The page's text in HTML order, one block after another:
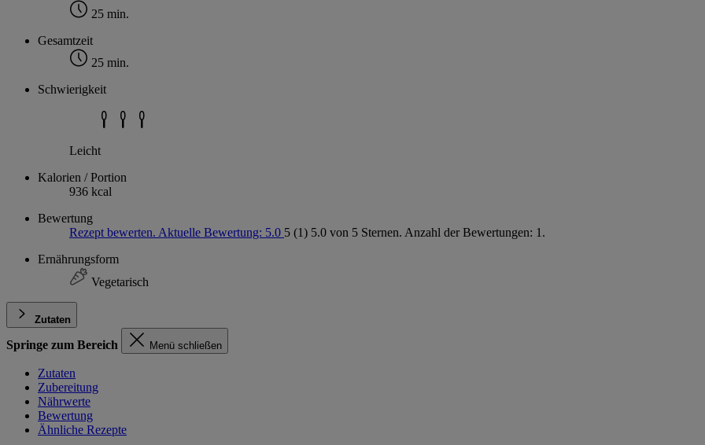
25 min.
Gesamtzeit
25 min.
Schwierigkeit
Leicht
Kalorien / Portion
936 kcal
Bewertung
Rezept bewerten. Aktuelle Bewertung: 5.0 5 (1) 5.0 von 5 Sternen. Anzahl der Bewertungen: 1.
Ernährungsform
Vegetarisch
Zutaten
Springe zum Bereich Menü schließen
Zutaten
Zubereitung
Nährwerte
Bewertung
Ähnliche Rezepte